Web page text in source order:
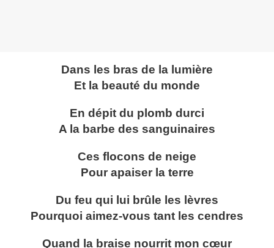
Dans les bras de la lumière
Et la beauté du monde
En dépit du plomb durci
A la barbe des sanguinaires
Ces flocons de neige
Pour apaiser la terre
Du feu qui lui brûle les lèvres
Pourquoi aimez-vous tant les cendres
Quand la braise nourrit mon cœur